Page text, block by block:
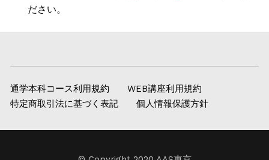
ださい。
通学本科コース利用規約
WEB講座利用規約
特定商取引法に基づく表記
個人情報保護方針